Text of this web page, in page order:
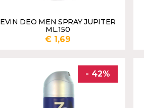
EVIN DEO MEN SPRAY JUPITER
ML.150
€ 1,69
AGGIUNGI
- 42%